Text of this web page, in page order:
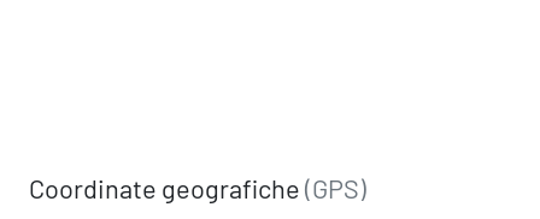
Coordinate geografiche(GPS)